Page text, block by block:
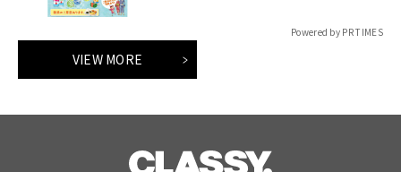
Powered by PR TIMES
VIEW MORE